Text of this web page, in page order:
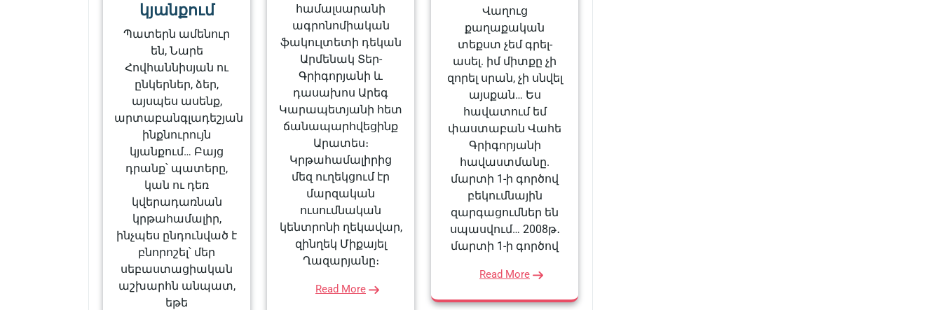
կյանքում
Պատերն ամենուր
են, Նարե
Հովհաննիսյան ու
ընկերներ, ձեր,
այսպես ասենք,
արտաբանգլադեշյան
ինքնուրույն
կյանքում… Բայց
դրանք՝ պատերը,
կան ու դեռ
կվերադառնան
կրթահամալիր,
ինչպես ընդունված է
բնորոշել՝ մեր
սեբաստացիական
աշխարհն անպատ,
եթե
համալսարանի
ագրոնոմիական
ֆակուլտետի դեկան
Արմենակ Տեր-
Գրիգորյանի և
դասախոս Արեգ
Կարապետյանի հետ
ճանապարհվեցինք
Արատես։
Կրթահամալիրից
մեզ ուղեկցում էր
մարզական
ուսումնական
կենտրոնի ղեկավար,
զինղեկ Միքայել
Ղազարյանը։
Read More
Վաղուց
քաղաքական
տեքստ չեմ գրել-
ասել. իմ միտքը չի
զորել սրան, չի սնվել
այսքան… Ես
հավատում եմ
փաստաբան Վահե
Գրիգորյանի
հավաստմանը.
մարտի 1-ի գործով
բեկումնային
զարգացումներ են
սպասվում… 2008թ․
մարտի 1-ի գործով
Read More